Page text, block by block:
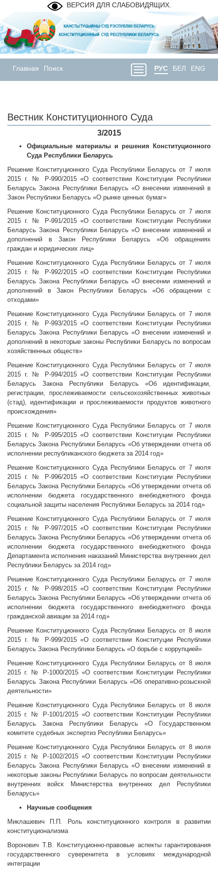
ВЕРСИЯ ДЛЯ СЛАБОВИДЯЩИХ.
Главная Поиск РУС БЕЛ ENG
Вестник Конституционного Суда
3/2015
Официальные материалы и решения Конституционного
Суда Республики Беларусь
Решение Конституционного Суда Республики Беларусь от 7 июля
2015 г. № Р-990/2015 «О соответствии Конституции Республики
Беларусь Закона Республики Беларусь «О внесении изменений в
Закон Республики Беларусь «О рынке ценных бумаг»
Решение Конституционного Суда Республики Беларусь от 7 июля
2015 г. № Р-991/2015 «О соответствии Конституции Республики
Беларусь Закона Республики Беларусь «О внесении изменений и
дополнений в Закон Республики Беларусь «Об обращениях
граждан и юридических лиц»
Решение Конституционного Суда Республики Беларусь от 7 июля
2015 г. № Р-992/2015 «О соответствии Конституции Республики
Беларусь Закона Республики Беларусь «О внесении изменений и
дополнений в Закон Республики Беларусь «Об обращении с
отходами»
Решение Конституционного Суда Республики Беларусь от 7 июля
2015 г. № Р-993/2015 «О соответствии Конституции Республики
Беларусь Закона Республики Беларусь «О внесении изменений и
дополнений в некоторые законы Республики Беларусь по вопросам
хозяйственных обществ»
Решение Конституционного Суда Республики Беларусь от 7 июля
2015 г. № Р-994/2015 «О соответствии Конституции Республики
Беларусь Закона Республики Беларусь «Об идентификации,
регистрации, прослеживаемости сельскохозяйственных животных
(стад), идентификации и прослеживаемости продуктов животного
происхождения»
Решение Конституционного Суда Республики Беларусь от 7 июля
2015 г. № Р-995/2015 «О соответствии Конституции Республики
Беларусь Закона Республики Беларусь «Об утверждении отчета об
исполнении республиканского бюджета за 2014 год»
Решение Конституционного Суда Республики Беларусь от 7 июля
2015 г. № Р-996/2015 «О соответствии Конституции Республики
Беларусь Закона Республики Беларусь «Об утверждении отчета об
исполнении бюджета государственного внебюджетного фонда
социальной защиты населения Республики Беларусь за 2014 год»
Решение Конституционного Суда Республики Беларусь от 7 июля
2015 г. № Р-997/2015 «О соответствии Конституции Республики
Беларусь Закона Республики Беларусь «Об утверждении отчета об
исполнении бюджета государственного внебюджетного фонда
Департамента исполнения наказаний Министерства внутренних дел
Республики Беларусь за 2014 год»
Решение Конституционного Суда Республики Беларусь от 7 июля
2015 г. № Р-998/2015 «О соответствии Конституции Республики
Беларусь Закона Республики Беларусь «Об утверждении отчета об
исполнении бюджета государственного внебюджетного фонда
гражданской авиации за 2014 год»
Решение Конституционного Суда Республики Беларусь от 8 июля
2015 г. № Р-999/2015 «О соответствии Конституции Республики
Беларусь Закона Республики Беларусь «О борьбе с коррупцией»
Решение Конституционного Суда Республики Беларусь от 8 июля
2015 г. № Р-1000/2015 «О соответствии Конституции Республики
Беларусь Закона Республики Беларусь «Об оперативно-розыскной
деятельности»
Решение Конституционного Суда Республики Беларусь от 8 июля
2015 г. № Р-1001/2015 «О соответствии Конституции Республики
Беларусь Закона Республики Беларусь «О Государственном
комитете судебных экспертиз Республики Беларусь»
Решение Конституционного Суда Республики Беларусь от 8 июля
2015 г. № Р-1002/2015 «О соответствии Конституции Республики
Беларусь Закона Республики Беларусь «О внесении изменений в
некоторые законы Республики Беларусь по вопросам деятельности
внутренних войск Министерства внутренних дел Республики
Беларусь»
Научные сообщения
Миклашевич П.П. Роль конституционного контроля в развитии
конституционализма
Воронович Т.В. Конституционно-правовые аспекты гарантирования
государственного суверенитета в условиях международной
интеграции